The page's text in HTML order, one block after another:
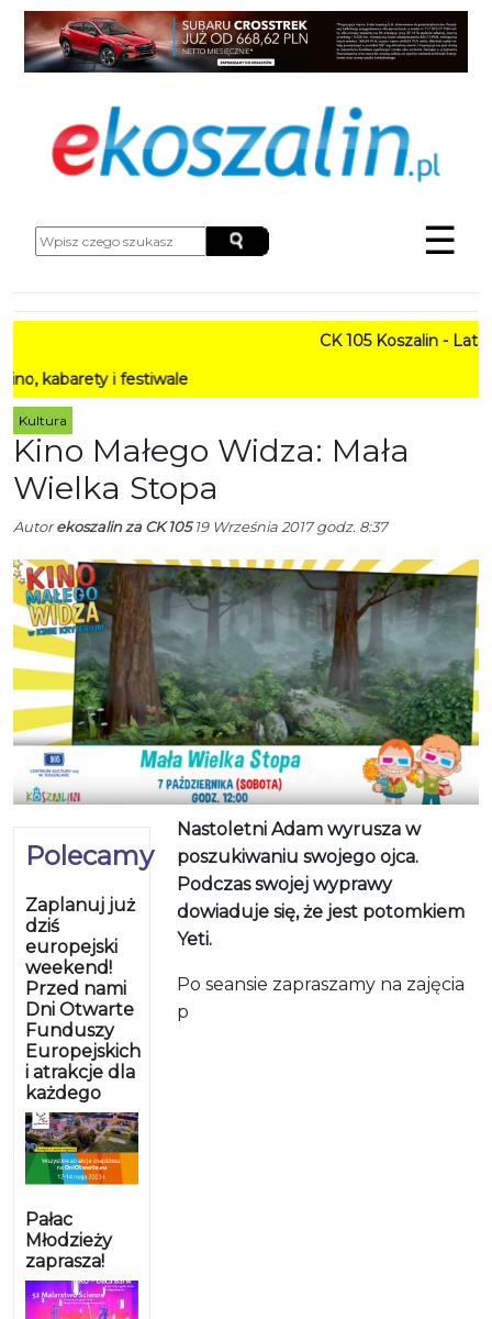
☰
CK 105 Koszalin - Lato w
i festiwale
Kultura
Kino Małego Widza: Mała
Wielka Stopa
Autorekoszalin za CK 10519 Września 2017 godz. 8:37
Polecamy
Zaplanuj już
dziś
europejski
weekend!
Przed nami
Dni Otwarte
Funduszy
Europejskich
i atrakcje dla
każdego
Pałac
Młodzieży
zaprasza!
Nastoletni Adam wyrusza w
poszukiwaniu swojego ojca.
Podczas swojej wyprawy
dowiaduje się, że jest potomkiem
Yeti.
Po seansie zapraszamy na zajęcia
p